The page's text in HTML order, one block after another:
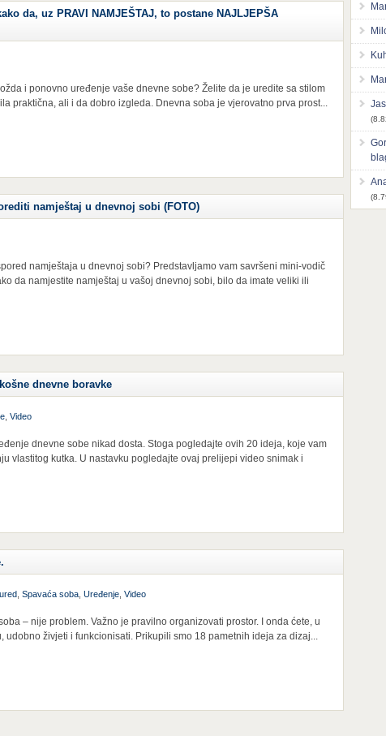
da, uz PRAVI NAMJEŠTAJ, to postane NAJLJEPŠA
i ponovno uređenje vaše dnevne sobe? Želite da je uredite sa stilom
praktična, ali i da dobro izgleda. Dnevna soba je vjerovatno prva prost...
namještaj u dnevnoj sobi (FOTO)
namještaja u dnevnoj sobi? Predstavljamo vam savršeni mini-vodič
da namjestite namještaj u vašoj dnevnoj sobi, bilo da imate veliki ili
dnevne boravke
Video
dnevne sobe nikad dosta. Stoga pogledajte ovih 20 ideja, koje vam
vlastitog kutka. U nastavku pogledajte ovaj prelijepi video snimak i
Spavaća soba Uređenje Video
– nije problem. Važno je pravilno organizovati prostor. I onda ćete, u
udobno živjeti i funkcionisati. Prikupili smo 18 pametnih ideja za dizaj...